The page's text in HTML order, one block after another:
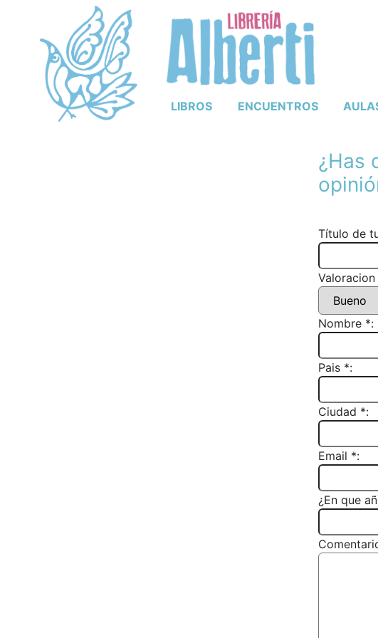
LIBROS ENCUENTROS
¿Has
Título de
Nombre *:
Pais *:
Ciudad *:
Email *:
¿En que